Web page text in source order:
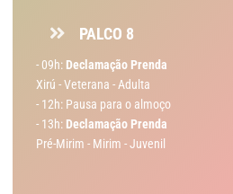
PALCO 8
- 09h: Declamação Prenda
Xirú - Veterana - Adulta
- 12h: Pausa para o almoço
- 13h: Declamação Prenda
Pré-Mirim - Mirim - Juvenil